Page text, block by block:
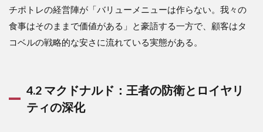
チポトレの経営陣が「バリューメニューは作らない。我々の
食事はそのままで価値がある」と豪語する一方で、顧客はタ
コベルの戦略的な安さに流れている実態がある。
4.2 マクドナルド：王者の防衛とロイヤリ
ティの深化